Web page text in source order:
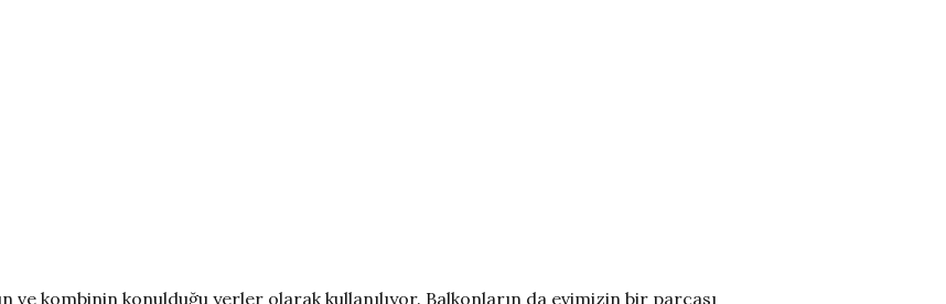
ve kombinin konulduğu yerler olarak kullanılıyor. Balkonların da evimizin bir parçası